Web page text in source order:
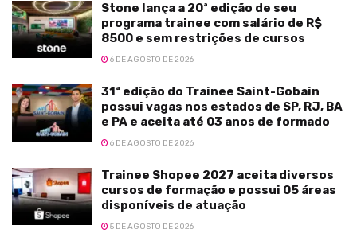
Stone lança a 20ª edição de seu
programa trainee com salário de R$
8500 e sem restrições de cursos
6 DE AGOSTO DE 2026
31ª edição do Trainee Saint-Gobain
possui vagas nos estados de SP, RJ, BA
e PA e aceita até 03 anos de formado
6 DE AGOSTO DE 2026
Trainee Shopee 2027 aceita diversos
cursos de formação e possui 05 áreas
disponíveis de atuação
5 DE AGOSTO DE 2026